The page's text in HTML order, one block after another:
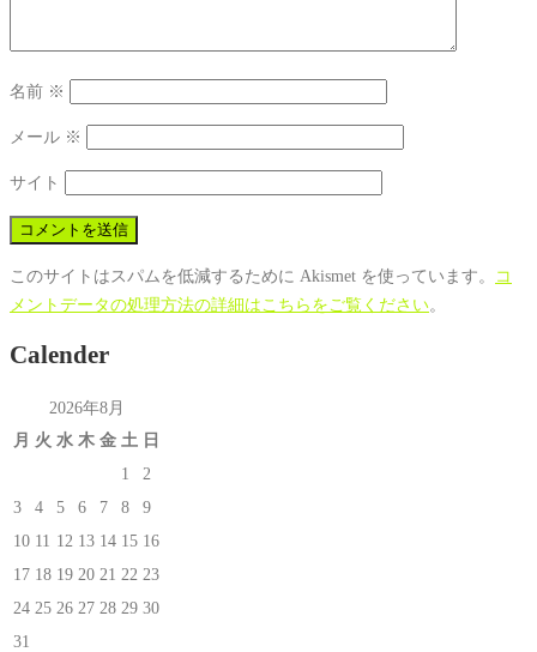
名前 ※
メール ※
サイト
このサイトはスパムを低減するために Akismet を使っています。
コ
メントデータの処理方法の詳細はこちらをご覧ください。
Calender
2026年8月
月 火 水 木 金 土 日
1
2
3
4 5 6 7 8
9
10 11 12 13 14 15 16
17 18 19 20 21 22 23
24 25 26 27 28 29 30
31